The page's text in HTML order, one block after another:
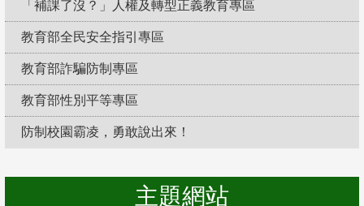
「補課了沒？」人權及轉型正義教育專區
教育部全民安全指引專區
教育部詐騙防制專區
教育部性別平等專區
防制校園霸凌，勇敢說出來！
主題網站